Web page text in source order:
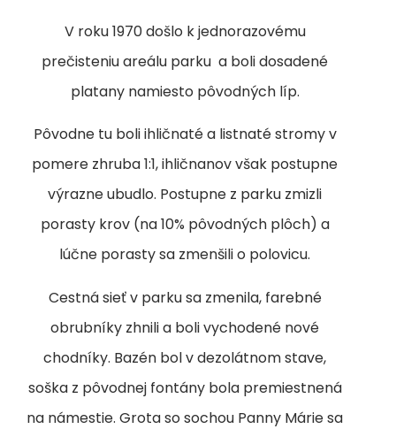
V roku 1970 došlo k jednorazovému
prečisteniu areálu parku a boli dosadené
platany namiesto pôvodných líp.
Pôvodne tu boli ihličnaté a listnaté stromy v
pomere zhruba 1:1, ihličnanov však postupne
výrazne ubudlo. Postupne z parku zmizli
porasty krov (na 10% pôvodných plôch) a
lúčne porasty sa zmenšili o polovicu.
Cestná sieť v parku sa zmenila, farebné
obrubníky zhnili a boli vychodené nové
chodníky. Bazén bol v dezolátnom stave,
soška z pôvodnej fontány bola premiestnená
na námestie. Grota so sochou Panny Márie sa